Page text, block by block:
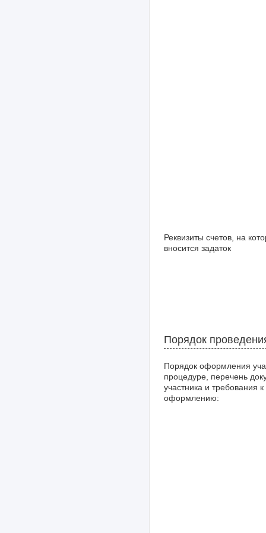
Реквизиты счетов, на
вносится задаток
Порядок
Порядок оформления
процедуре, перечень
участника и требования к
оформлению: